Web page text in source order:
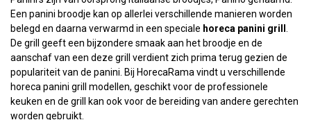
Een panini broodje kan op allerlei verschillende manieren worden
belegd en daarna verwarmd in een speciale horeca panini grill
De grill geeft een bijzondere smaak aan het broodje en de
aanschaf van een deze grill verdient zich prima terug gezien de
populariteit van de panini. Bij HorecaRama vindt u verschillende
horeca panini grill modellen, geschikt voor de professionele
keuken en de grill kan ook voor de bereiding van andere gerechten
worden gebruikt.